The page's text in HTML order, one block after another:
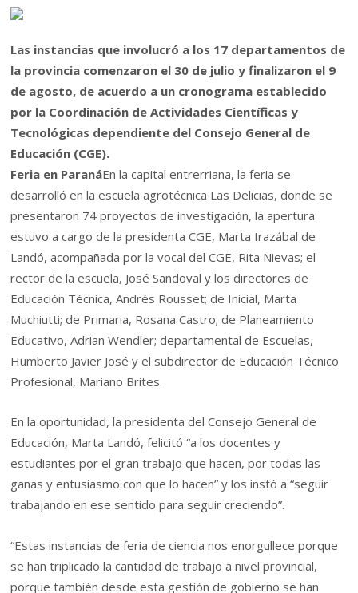
Las instancias que involucró a los 17 departamentos de
la provincia comenzaron el 30 de julio y finalizaron el 9
de agosto, de acuerdo a un cronograma establecido
por la Coordinación de Actividades Científicas y
Tecnológicas dependiente del Consejo General de
Educación (CGE).
Feria en ParanáEn la capital entrerriana, la feria se
desarrolló en la escuela agrotécnica Las Delicias, donde se
presentaron 74 proyectos de investigación, la apertura
estuvo a cargo de la presidenta CGE, Marta Irazábal de
Landó, acompañada por la vocal del CGE, Rita Nievas; el
rector de la escuela, José Sandoval y los directores de
Educación Técnica, Andrés Rousset; de Inicial, Marta
Muchiutti; de Primaria, Rosana Castro; de Planeamiento
Educativo, Adrian Wendler; departamental de Escuelas,
Humberto Javier José y el subdirector de Educación Técnico
Profesional, Mariano Brites.
En la oportunidad, la presidenta del Consejo General de
Educación, Marta Landó, felicitó “a los docentes y
estudiantes por el gran trabajo que hacen, por todas las
ganas y entusiasmo con que lo hacen” y los instó a “seguir
trabajando en ese sentido para seguir creciendo”.
“Estas instancias de feria de ciencia nos enorgullece porque
se han triplicado la cantidad de trabajo a nivel provincial,
porque también desde esta gestión de gobierno se han